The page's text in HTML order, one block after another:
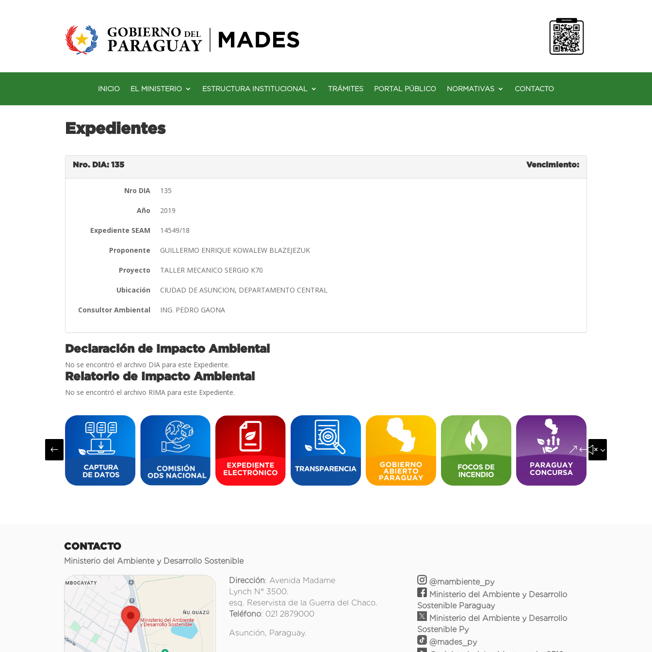
INICIO EL MINISTERIO ESTRUCTURA INSTITUCIONAL TRÁMITES PORTAL PÚBLICO NORMATIVAS CONTACTO
Expedientes
Nro. DIA: 135 Vencimiento:
Nro DIA 135
Año 2019
Expediente SEAM 14549/18
Proponente GUILLERMO ENRIQUE KOWALEW BLAZEJEZUK
Proyecto TALLER MECANICO SERGIO K70
Ubicación CIUDAD DE ASUNCION, DEPARTAMENTO CENTRAL
Consultor Ambiental ING. PEDRO GAONA
Declaración de Impacto Ambiental
No se encontró el archivo DIA para este Expediente.
Relatorio de Impacto Ambiental
No se encontró el archivo RIMA para este Expediente.
# &#x35;
CONTACTO
Ministerio del Ambiente y Desarrollo Sostenible
Dirección: Avenida Madame
Lynch N° 3500.
esq. Reservista de la Guerra del Chaco.
Teléfono: 021 2879000
Asunción, Paraguay.
@mambiente_py
Ministerio del Ambiente y Desarrollo
Sostenible Paraguay
Ministerio del Ambiente y Desarrollo
Sostenible Py
@mades_py